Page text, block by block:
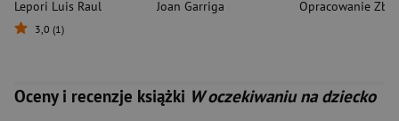
Lepori Luis Raul
3,0 (1)
Joan Garriga
Opracowanie
Oceny i recenzje książki W oczekiwaniu na dziecko